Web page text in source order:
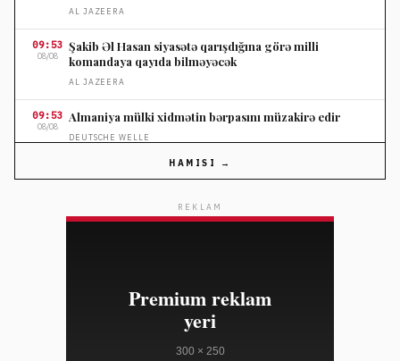
AL JAZEERA
09:53
08/08
Şakib Əl Hasan siyasətə qarışdığına görə milli
komandaya qayıda bilməyəcək
AL JAZEERA
09:53
08/08
Almaniya mülki xidmətin bərpasını müzakirə edir
DEUTSCHE WELLE
08/08
Rusiya Kiyev ətrafında hücumlarla üç nəfərin ölümünə
HAMISI →
REKLAM